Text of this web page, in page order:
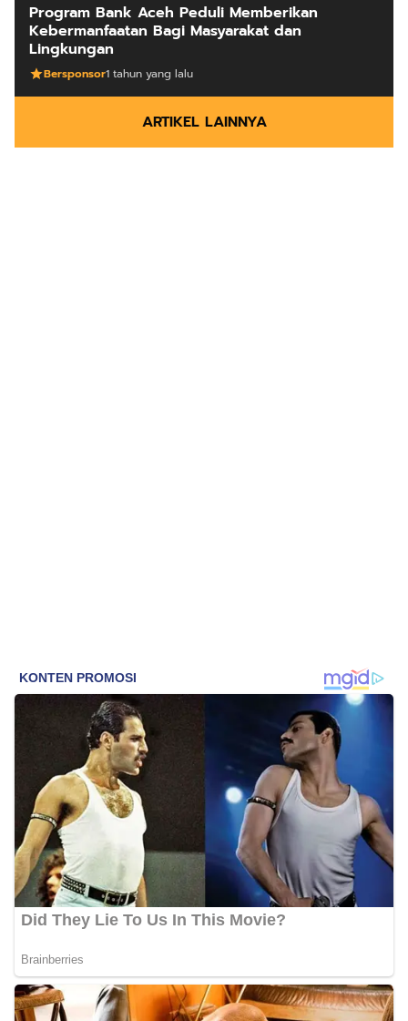
Program Bank Aceh Peduli Memberikan
Kebermanfaatan Bagi Masyarakat dan
Lingkungan
Bersponsor1 tahun yang lalu
ARTIKEL LAINNYA